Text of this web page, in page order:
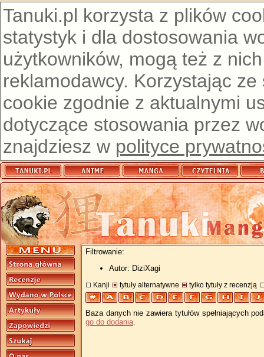
Tanuki.pl korzysta z plików
statystyk i dla dostosowania
użytkowników, mogą też z
reklamodawcy. Korzystając
cookie zgodnie z aktualnymi
dotyczące stosowania przez
znajdziesz w polityce
Filtrowanie:
Autor: DiziXagi
Kanji tytuły alternatywne tylko tytuły z recenzją
Baza danych nie zawiera tytułów spełniających
go do dodania.